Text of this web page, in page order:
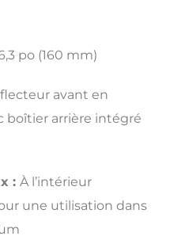
po (160 mm)
avant en
boîtier arrière intégré
: À l’intérieur
une utilisation dans